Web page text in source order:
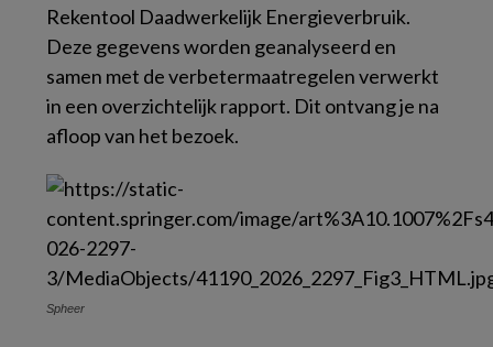
Rekentool Daadwerkelijk Energieverbruik.
Deze gegevens worden geanalyseerd en
samen met de verbetermaatregelen verwerkt
in een overzichtelijk rapport. Dit ontvang je na
afloop van het bezoek.
Spheer